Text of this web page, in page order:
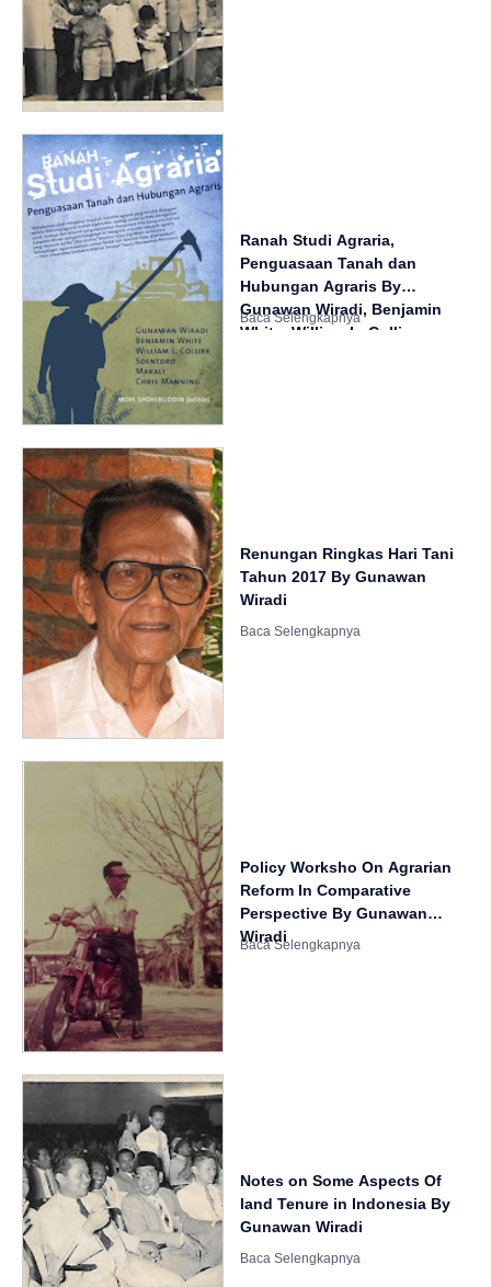
Ranah Studi Agraria,
Penguasaan Tanah dan
Hubungan Agraris By
Gunawan Wiradi, Benjamin
White, William L. Collier,
Renungan Ringkas Hari Tani
Tahun 2017 By Gunawan
Wiradi
Policy Worksho On Agrarian
Reform In Comparative
Perspective By Gunawan
Wiradi
Notes on Some Aspects Of
land Tenure in Indonesia By
Gunawan Wiradi